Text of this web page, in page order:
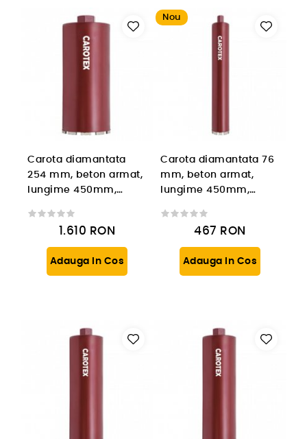
Carota diamantata
254 mm, beton armat,
lungime 450mm,
1.610 RON
Adauga In Cos
Nou
Carota diamantata 76
mm, beton armat,
lungime 450mm,
467 RON
Adauga In Cos